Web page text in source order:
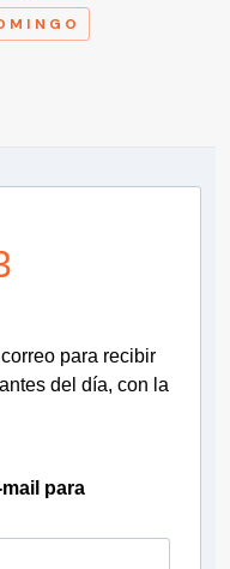
para recibir
del día, con la
para